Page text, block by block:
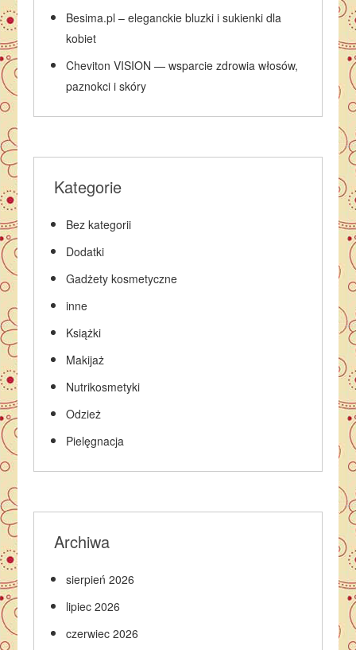
Besima.pl – eleganckie bluzki i sukienki dla
kobiet
Cheviton VISION — wsparcie zdrowia włosów,
paznokci i skóry
Kategorie
Bez kategorii
Dodatki
Gadżety kosmetyczne
inne
Książki
Makijaż
Nutrikosmetyki
Odzież
Pielęgnacja
Archiwa
sierpień 2026
lipiec 2026
czerwiec 2026